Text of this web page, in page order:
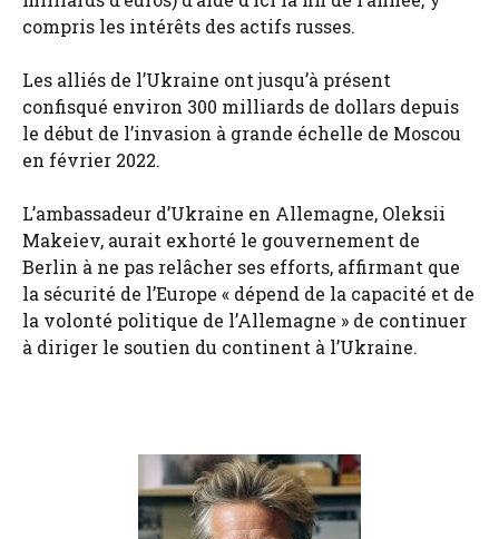
compris les intérêts des actifs russes.
Les alliés de l’Ukraine ont jusqu’à présent
confisqué environ 300 milliards de dollars depuis
le début de l’invasion à grande échelle de Moscou
en février 2022.
L’ambassadeur d’Ukraine en Allemagne, Oleksii
Makeiev, aurait exhorté le gouvernement de
Berlin à ne pas relâcher ses efforts, affirmant que
la sécurité de l’Europe « dépend de la capacité et de
la volonté politique de l’Allemagne » de continuer
à diriger le soutien du continent à l’Ukraine.